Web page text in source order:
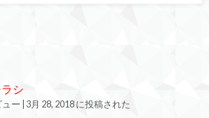
シ
ー 3月 28, 2018 に投稿された